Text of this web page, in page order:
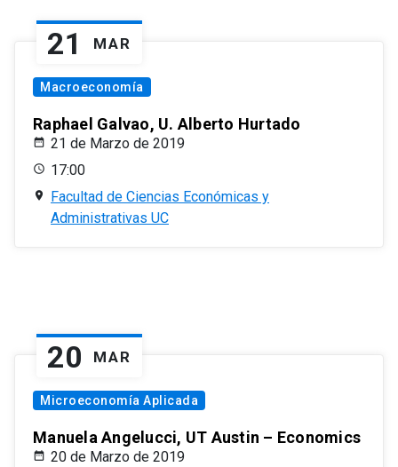
21 MAR
Macroeconomía
Raphael Galvao, U. Alberto Hurtado
21 de Marzo de 2019
17:00
Facultad de Ciencias Económicas y
Administrativas UC
20 MAR
Microeconomía Aplicada
Manuela Angelucci, UT Austin – Economics
20 de Marzo de 2019